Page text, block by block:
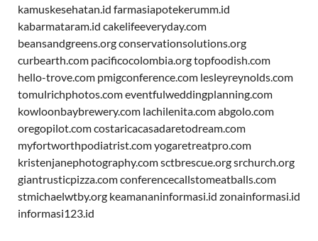
kamuskesehatan.id farmasiapotekerumm.id
kabarmataram.id cakelifeeveryday.com
beansandgreens.orgconservationsolutions.org
curbearth.com pacificocolombia.orgtopfoodish.com
hello-trove.com pmigconference.com lesleyreynolds.com
tomulrichphotos.comeventfulweddingplanning.com
kowloonbaybrewery.com lachilenita.comabgolo.com
oregopilot.comcostaricacasadaretodream.com
myfortworthpodiatrist.comyogaretreatpro.com
kristenjanephotography.comsctbrescue.orgsrchurch.org
giantrusticpizza.comconferencecallstomeatballs.com
stmichaelwtby.org keamananinformasi.id zonainformasi.id
informasi123.id